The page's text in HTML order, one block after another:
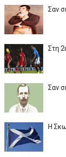
Σαν
Στη
Σαν
Η